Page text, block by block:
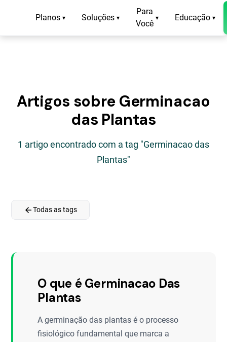
Planos ▾ Soluções ▾
Para
Você
▾ Educação ▾
Artigos sobre Germinacao
das Plantas
1 artigo encontrado com a tag "Germinacao das
Plantas"
arrow_backTodas as tags
O que é Germinacao Das
Plantas
A germinação das plantas é o processo
fisiológico fundamental que marca a